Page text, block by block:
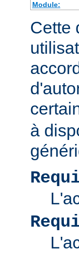
Module:
Cette
à